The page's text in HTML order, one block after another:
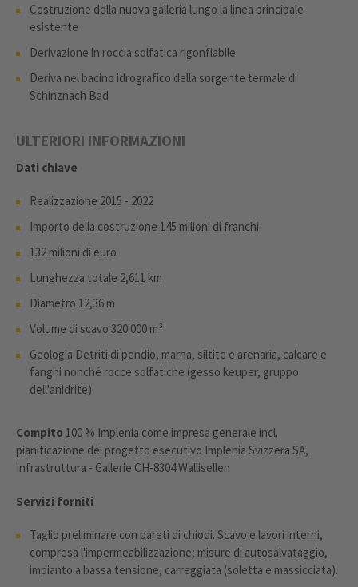
Costruzione della nuova galleria lungo la linea principale
esistente
Derivazione in roccia solfatica rigonfiabile
Deriva nel bacino idrografico della sorgente termale di
Schinznach Bad
ULTERIORI INFORMAZIONI
Dati chiave
Realizzazione 2015 - 2022
Importo della costruzione 145 milioni di franchi
132 milioni di euro
Lunghezza totale 2,611 km
Diametro 12,36 m
Volume di scavo 320'000 m³
Geologia Detriti di pendio, marna, siltite e arenaria, calcare e
fanghi nonché rocce solfatiche (gesso keuper, gruppo
dell'anidrite)
Compito 100 % Implenia come impresa generale incl.
pianificazione del progetto esecutivo Implenia Svizzera SA,
Infrastruttura - Gallerie CH-8304 Wallisellen
Servizi forniti
Taglio preliminare con pareti di chiodi. Scavo e lavori interni,
compresa l'impermeabilizzazione; misure di autosalvataggio,
impianto a bassa tensione, carreggiata (soletta e massicciata).